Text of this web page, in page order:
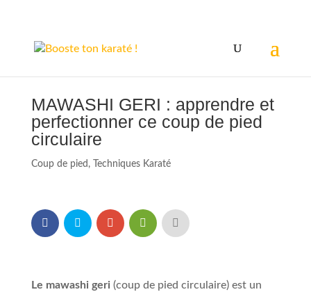
MAWASHI GERI : apprendre et
perfectionner ce coup de pied
circulaire
Coup de pied , Techniques Karaté
Le mawashi geri (coup de pied circulaire) est un